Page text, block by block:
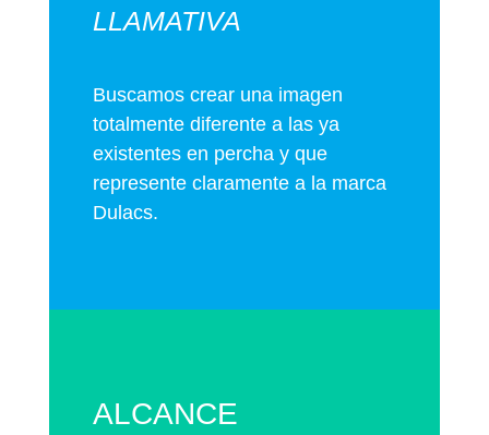
LLAMATIVA
Buscamos crear una imagen
totalmente diferente a las ya
existentes en percha y que
represente claramente a la marca
Dulacs.
ALCANCE